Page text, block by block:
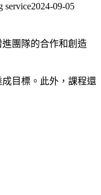
service2024-09-05
團隊的合作和創造
目標。此外，課程還